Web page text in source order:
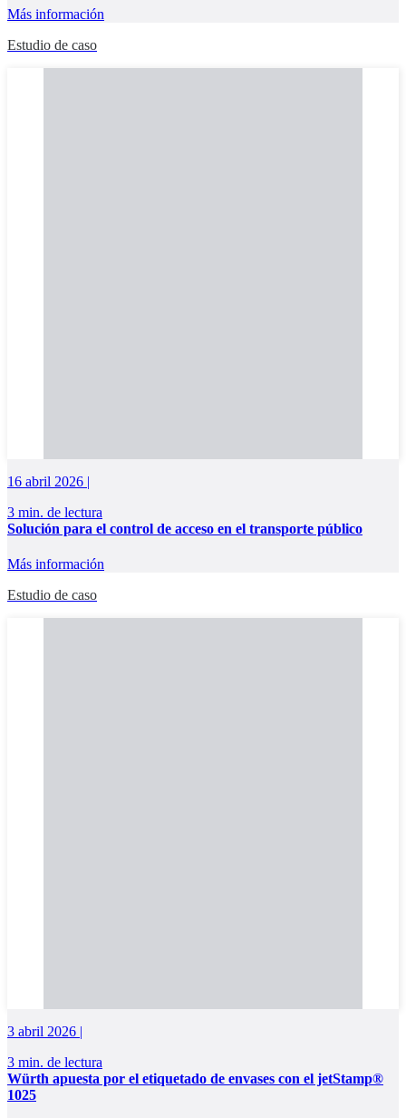
Más información
Estudio de caso
16 abril 2026 |
3 min. de lectura
Solución para el control de acceso en el transporte público
Más información
Estudio de caso
3 abril 2026 |
3 min. de lectura
Würth apuesta por el etiquetado de envases con el jetStamp®
1025